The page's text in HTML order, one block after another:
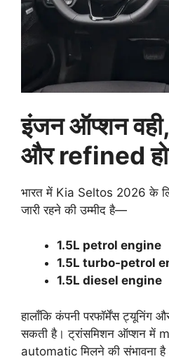
इंजन ऑप्शन वही,
और refined
भारत में Kia Seltos 2026 के
जारी रहने की उम्मीद है—
1.5L petrol engine
1.5L turbo-petrol
1.5L diesel engine
हालाँकि कंपनी परफॉर्मेंस
सकती है। ट्रांसमिशन ऑप्शन में
automatic मिलने की संभावना